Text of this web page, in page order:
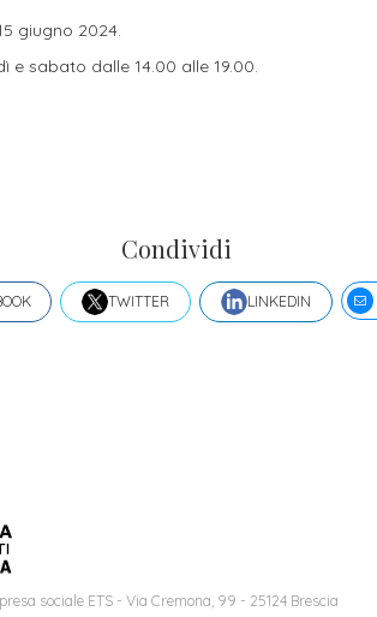
giugno 2024.
e sabato dalle 14.00 alle 19.00.
Condividi
TWITTER LINKEDIN
sociale ETS - Via Cremona, 99 - 25124 Brescia